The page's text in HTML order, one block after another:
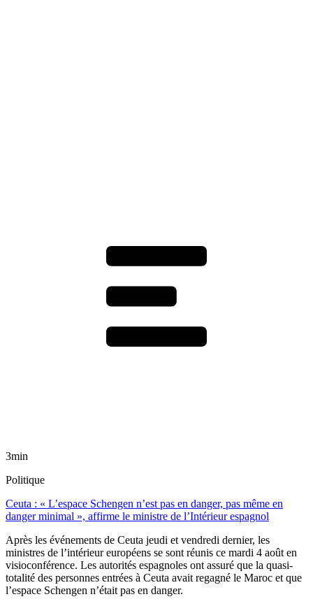
3min
Politique
Ceuta : « L’espace Schengen n’est pas en danger, pas même en
danger minimal », affirme le ministre de l’Intérieur espagnol
Après les événements de Ceuta jeudi et vendredi dernier, les
ministres de l’intérieur européens se sont réunis ce mardi 4 août en
visioconférence. Les autorités espagnoles ont assuré que la quasi-
totalité des personnes entrées à Ceuta avait regagné le Maroc et que
l’espace Schengen n’était pas en danger.